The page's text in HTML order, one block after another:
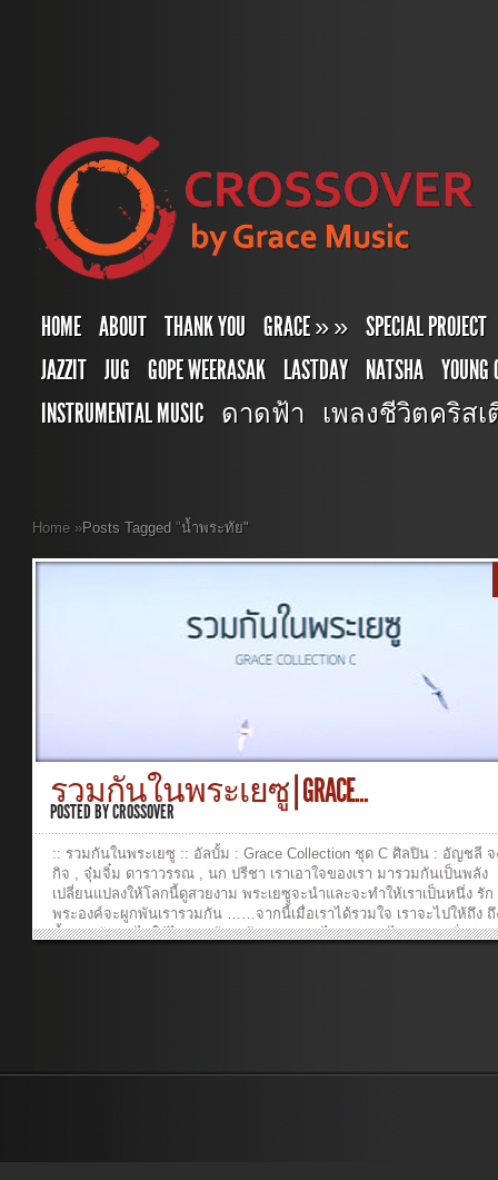
HOME ABOUT THANK YOU GRACE»» SPECIAL PROJECT
JAZZIT JUG GOPE WEERASAK LASTDAY NATSHA YOUNG
INSTRUMENTAL MUSIC ดาดฟ้า เพลงชีวิตคริสเตียน
Home »Posts Tagged"น้ำพระทัย"
รวมกันในพระเยซู | GRACE...
POSTED BYCROSSOVER
:: รวมกันในพระเยซู :: อัลบั้ม : Grace Collection ชุด C ศิลปิน : อัญชลี
กิจ , จุ๋มจิ๋ม ดาราวรรณ , นก ปรีชา เราเอาใจของเรา มารวมกันเป็นพลัง
เปลี่ยนแปลงให้โลกนี้ดูสวยงาม พระเยซูจะนำและจะทำให้เราเป็นหนึ่ง รัก
พระองค์จะผูกพันเรารวมกัน ……จากนี้เมื่อเราได้รวมใจ เราจะไปให้ถึง
น้ำพระทัย จะไปให้ไกลสุดฟ้า แม้หนทางยาวไกล เราจะไม่หวาดหวั่น เพร
www.facebook.com/crossovermusic.me/ MP3 มีจำหน่ายใน iTunes ,